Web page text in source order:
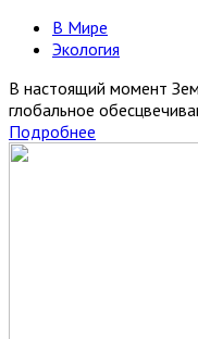
В Мире
Экология
В настоящий момент
глобальное
Подробнее